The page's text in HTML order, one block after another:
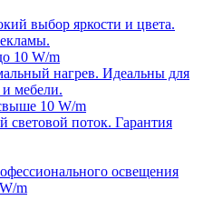
выбор яркости и цвета.
10 W/m
нагрев. Идеальны для
мебели.
10 W/m
поток. Гарантия
освещения
m